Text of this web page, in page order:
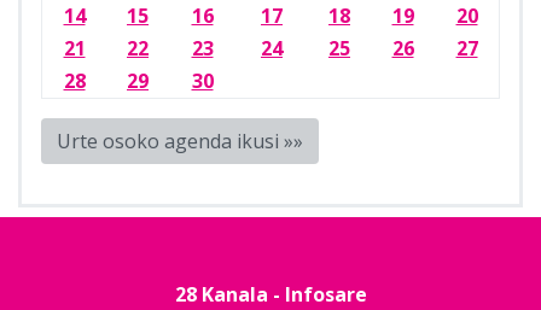
14
15 16 17 18 19
20
21
22 23 24 25 26
27
28
29 30
Urte osoko agenda ikusi »»
28 Kanala - Infosare